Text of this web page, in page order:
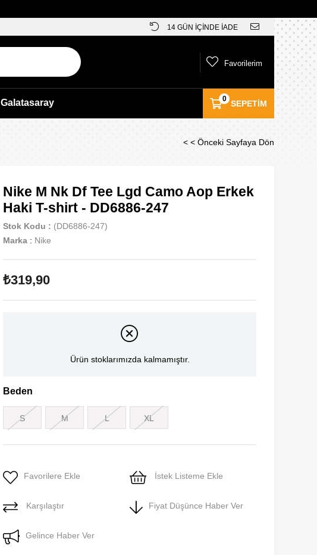
14 GÜN İÇİNDE İADE
SEPETIM
0
Favorilerim
Galatasaray
< < Önceki Sayfaya Dön
Nike M Nk Df Tee Lgd Camo Aop Erkek
Haki T-shirt - DD6886-247
Stok Kodu
(DD6886-247)
Marka : Nike
₺319,90
Ürün stoklarımızda kalmamıştır.
Beden
S M L XL
Favorilere Ekle İstek Listeme Ekle
Karşılaştır Fiyat Düşünce Haber Ver
Gelince Haber Ver